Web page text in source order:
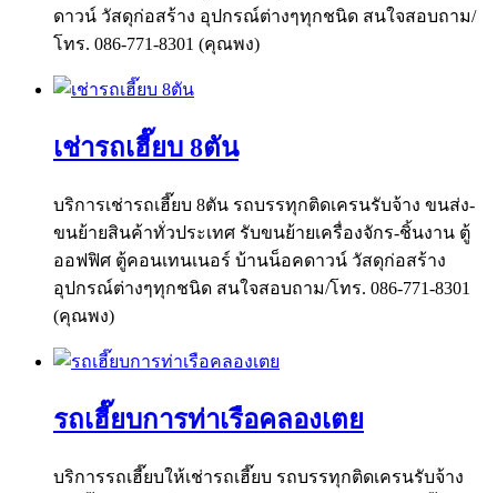
ดาวน์ วัสดุก่อสร้าง อุปกรณ์ต่างๆทุกชนิด สนใจสอบถาม/
โทร. 086-771-8301 (คุณพง)
เช่ารถเฮี๊ยบ 8ตัน
บริการเช่ารถเฮี๊ยบ 8ตัน รถบรรทุกติดเครนรับจ้าง ขนส่ง-
ขนย้ายสินค้าทั่วประเทศ รับขนย้ายเครื่องจักร-ชิ้นงาน ตู้
ออฟฟิศ ตู้คอนเทนเนอร์ บ้านน็อคดาวน์ วัสดุก่อสร้าง
อุปกรณ์ต่างๆทุกชนิด สนใจสอบถาม/โทร. 086-771-8301
(คุณพง)
รถเฮี๊ยบการท่าเรือคลองเตย
บริการรถเฮี๊ยบให้เช่ารถเฮี๊ยบ รถบรรทุกติดเครนรับจ้าง